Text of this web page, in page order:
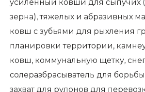
усиленный ковши для сыпучих
зерна), тяжелых и абразивных
ковш с зубьями для рыхления
планировки территории,
ковш, коммунальную щетку,
солеразбрасыватель для
захват для рулонов для